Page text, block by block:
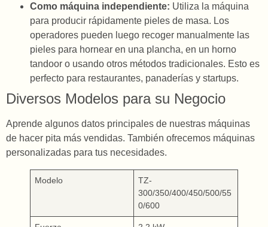
Como máquina independiente: Utiliza la máquina
para producir rápidamente pieles de masa. Los
operadores pueden luego recoger manualmente las
pieles para hornear en una plancha, en un horno
tandoor o usando otros métodos tradicionales. Esto es
perfecto para restaurantes, panaderías y startups.
Diversos Modelos para su Negocio
Aprende algunos datos principales de nuestras máquinas
de hacer pita más vendidas. También ofrecemos máquinas
personalizadas para tus necesidades.
Modelo
TZ-
300/350/400/450/500/55
0/600